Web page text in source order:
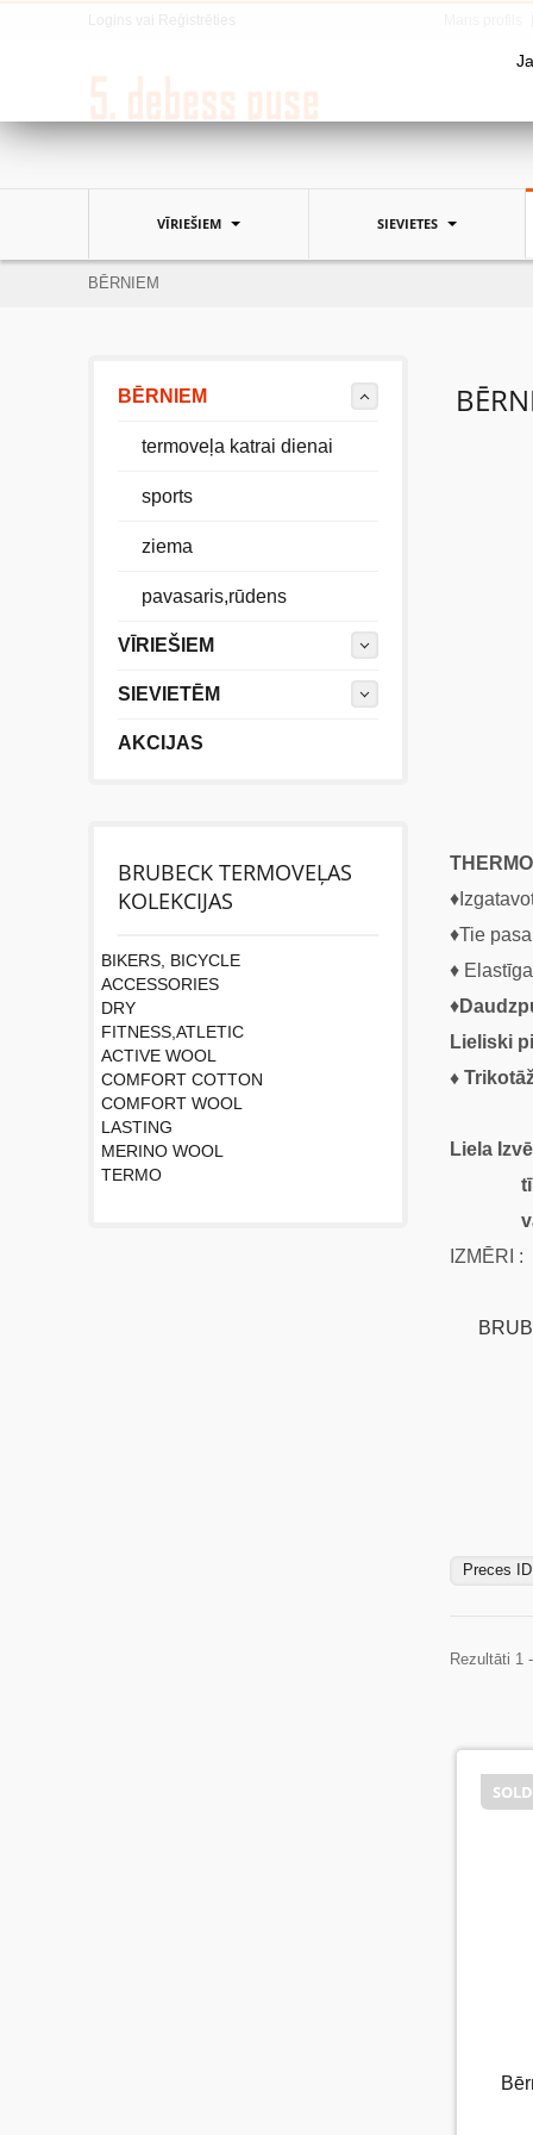
VĪRIEŠIEM SIEVIETES
BĒRNIEM
THERMO
♦Tie
♦
♦
Lieliski
♦
Liela
tīra
vai
IZMĒRI
Preces
Rezultāti 1
SOLD
BĒRNIEM
termoveļa katrai dienai
sports
ziema
pavasaris,rūdens
VĪRIEŠIEM
SIEVIETĒM
AKCIJAS
BRUBECK TERMOVEĻAS
KOLEKCIJAS
BIKERS, BICYCLE
ACCESSORIES
DRY
FITNESS,ATLETIC
ACTIVE WOOL
COMFORT COTTON
COMFORT WOOL
LASTING
MERINO WOOL
TERMO